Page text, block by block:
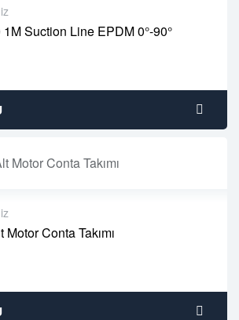
Suction Line EPDM 0°-90°
2 business days
Conta Takımı
2 business days